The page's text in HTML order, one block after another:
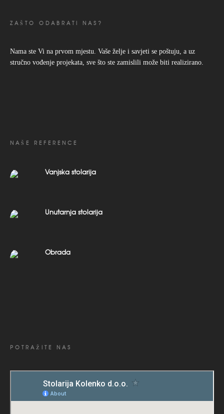
ZAŠTO ODABRATI NAS?
Nama ste Vi na prvom mjestu. Vaše želje i savjeti se poštuju, a uz
stručno vođenje projekata, sve što ste zamislili može biti realizirano.
NAŠE REFERENCE
Vanjska stolarija
Unutarnja stolarija
Obrada
POTRAŽITE NAS